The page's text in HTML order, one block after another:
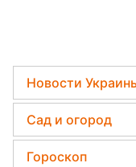
Новости
Телеграм
Пенсии в
Сад и огород
Садовод назвал
Гороскоп